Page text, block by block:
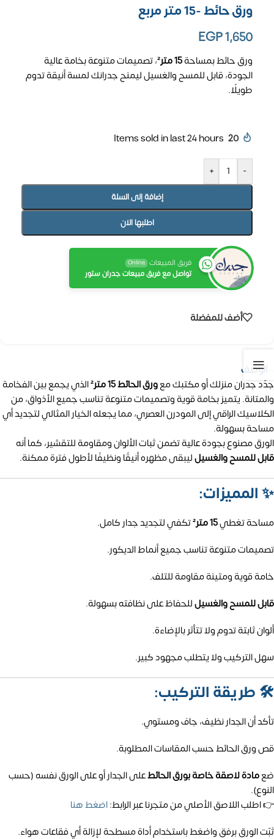
ورق حائط -15 متر مربع
EGP1,650
ورق حائط بمساحة15 متر²
، تصميمات متنوعة بخامة عالية
الجودة، قابل للمسح والغسيل ليمنح جدرانك لمسة أنيقة تدوم
طويلًا.
20
Items sold in last 24 hours
-
+
إضافة إلى السلة
اطلبها الان
فريق المبيعات Online
تواصل مع فريق مبيعات جدران ستور
أضف للمفضلة
الوصف
جدّد جدران منزلك أو مكتبك معورق الحائط 15 متر²
الذي يجمع بين الفخامة
والمتانة. يتميز بخامة قوية وتصميمات متنوعة تناسب جميع الأذواق، من
الكلاسيك الراقي إلى المودرن العصري، مما يجعله الخيار المثالي لتجديد أي
مساحة بسهولة.
الورق مصنوع بجودة عالية تضمن ثبات الألوان ومقاومة للتقشير، كما أنه
قابل للمسح والغسيلليبقى مظهره أنيقًا ونظيفًا لأطول فترة ممكنة.
✨المميزات:
مساحة تغطي15 متر²
تكفي لتجديد جدار كامل.
تصميمات متنوعة تناسب جميع أنماط الديكور.
خامة قوية ومتينة مقاومة للتلف.
قابل للمسح والغسيلللحفاظ على نظافته بسهولة.
ألوان ثابتة تدوم ولا تتأثر بالإضاءة.
سهل التركيب ولا يتطلب مجهود كبير.
🛠️ طريقة التركيب:
تأكد أن الجدار نظيف، جاف ومستوي.
قص ورق الحائط حسب المقاسات المطلوبة.
ضعمادة لاصقة خاصة بورق الحائطعلى الجدار أو على الورق نفسه (حسب
النوع).
👉 اطلب اللاصق الأصلي من متجرنا عبر الرابط:اضغط هنا
ثبّت الورق برفق واضغط باستخدام أداة مسطحة لإزالة أي فقاعات هواء.